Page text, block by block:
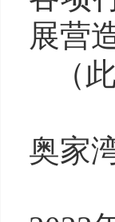
展营
（
奥家